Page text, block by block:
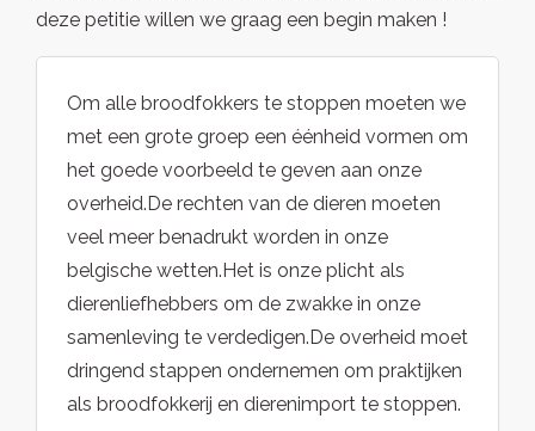
deze petitie willen we graag een begin maken !
Om alle broodfokkers te stoppen moeten we
met een grote groep een éénheid vormen om
het goede voorbeeld te geven aan onze
overheid.De rechten van de dieren moeten
veel meer benadrukt worden in onze
belgische wetten.Het is onze plicht als
dierenliefhebbers om de zwakke in onze
samenleving te verdedigen.De overheid moet
dringend stappen ondernemen om praktijken
als broodfokkerij en dierenimport te stoppen.